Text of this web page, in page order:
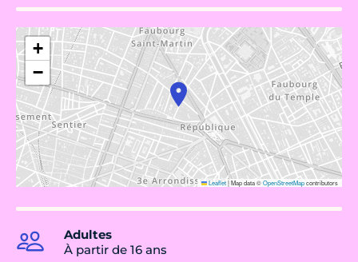
+
−
Leaflet|Map data ©OpenStreetMapcontributors
Adultes
À partir de 16 ans